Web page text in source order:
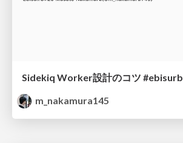
Sidekiq Worker設計のコツ #ebisurb
m_nakamura145